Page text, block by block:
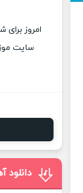
امروز برای
سایت
دانلود